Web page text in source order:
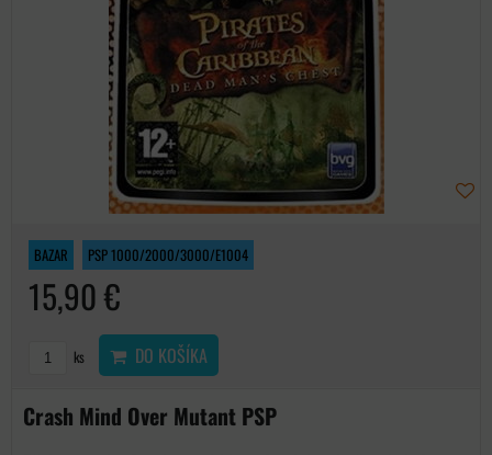
BAZAR PSP 1000/2000/3000/E1004
15,90 €
ks DO KOŠÍKA
Crash Mind Over Mutant PSP